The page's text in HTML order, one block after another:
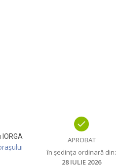
IORGA
APROBAT
în ședința ordinară din:
28 IULIE 2026